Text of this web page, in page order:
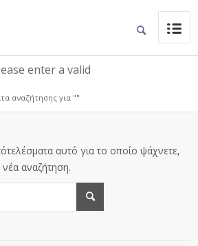
enter a valid
αναζήτησης για ""
αυτό για το οποίο ψάχνετε,
νέα αναζήτηση.